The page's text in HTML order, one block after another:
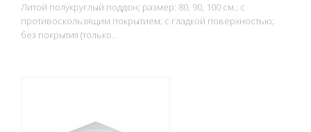
Литой полукруглый поддон; размер: 80, 90, 100 см.; с
противоскользящим покрытием; с гладкой поверхностью;
без покрытия (только…